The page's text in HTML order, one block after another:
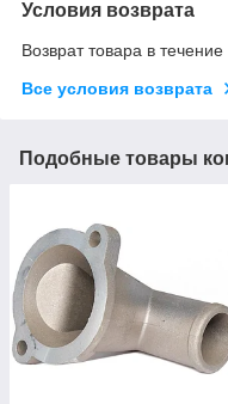
Условия возврата
Возврат товара в
Все условия возврата
Подобные товары